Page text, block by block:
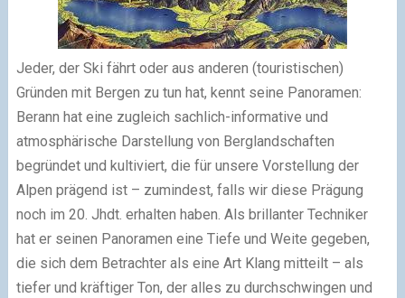
Jeder, der Ski fährt oder aus anderen (touristischen)
Gründen mit Bergen zu tun hat, kennt seine Panoramen:
Berann hat eine zugleich sachlich-informative und
atmosphärische Darstellung von Berglandschaften
begründet und kultiviert, die für unsere Vorstellung der
Alpen prägend ist – zumindest, falls wir diese Prägung
noch im 20. Jhdt. erhalten haben. Als brillanter Techniker
hat er seinen Panoramen eine Tiefe und Weite gegeben,
die sich dem Betrachter als eine Art Klang mitteilt – als
tiefer und kräftiger Ton, der alles zu durchschwingen und